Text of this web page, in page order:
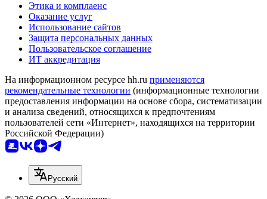
Этика и комплаенс
Оказание услуг
Использование сайтов
Защита персональных данных
Пользовательское соглашение
ИТ аккредитация
На информационном ресурсе hh.ru применяются
рекомендательные технологии (информационные технологии
предоставления информации на основе сбора, систематизации
и анализа сведений, относящихся к предпочтениям
пользователей сети «Интернет», находящихся на территории
Российской Федерации)
Русский